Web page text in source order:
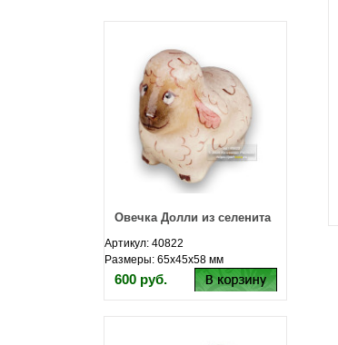
Овечка Долли из селенита
Артикул: 40822
Размеры: 65х45х58 мм
600 руб.